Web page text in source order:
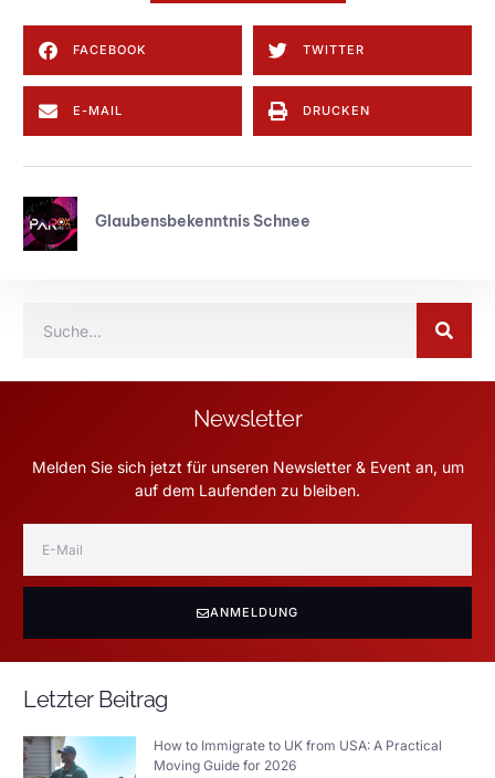
FACEBOOK TWITTER
E-MAIL DRUCKEN
Glaubensbekenntnis Schnee
Newsletter
Melden Sie sich jetzt für unseren Newsletter & Event an, um
auf dem Laufenden zu bleiben.
ANMELDUNG
Letzter Beitrag
How to Immigrate to UK from USA: A Practical
Moving Guide for 2026